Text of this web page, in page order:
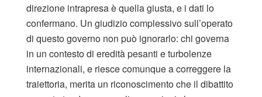
direzione intrapresa è quella giusta, e i dati lo
confermano. Un giudizio complessivo sull’operato
di questo governo non può ignorarlo: chi governa
in un contesto di eredità pesanti e turbolenze
internazionali, e riesce comunque a correggere la
traiettoria, merita un riconoscimento che il dibattito